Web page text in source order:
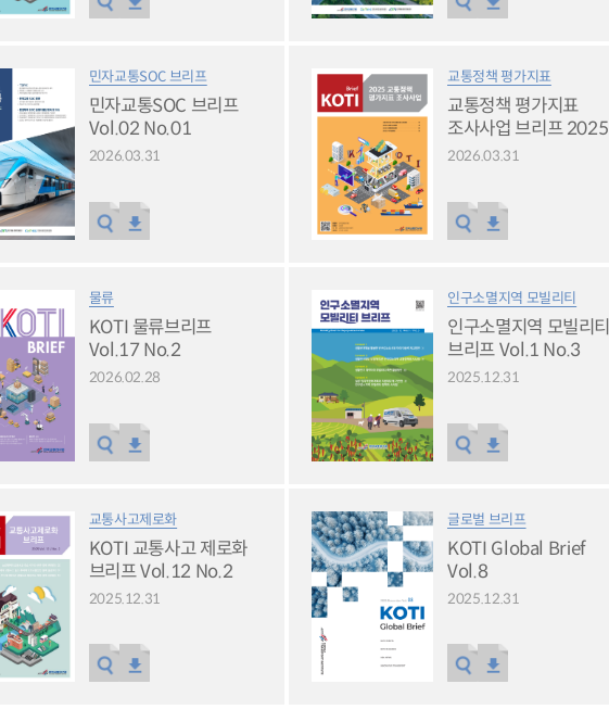
민자교통SOC 브리프
민자교통SOC 브리프
Vol.02 No.01
2026.03.31
교통정책 평가지표
교통정책 평가지표
조사사업 브리프 2025
2026.03.31
물류
KOTI 물류브리프
Vol.17 No.2
2026.02.28
인구소멸지역 모빌리티
인구소멸지역 모빌리티
브리프 Vol.1 No.3
2025.12.31
교통사고제로화
KOTI 교통사고 제로화
브리프 Vol.12 No.2
2025.12.31
글로벌 브리프
KOTI Global Brief
Vol.8
2025.12.31